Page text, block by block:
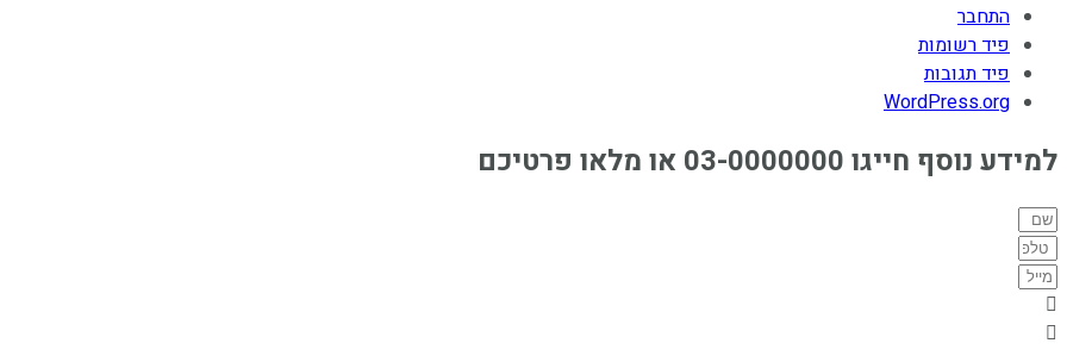
התחבר
פיד רשומות
פיד תגובות
WordPress.org
למידע נוסף חייגו 03-0000000 או מלאו פרטיכם